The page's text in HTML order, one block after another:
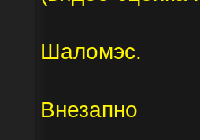
Шаломэс.
Внезапно